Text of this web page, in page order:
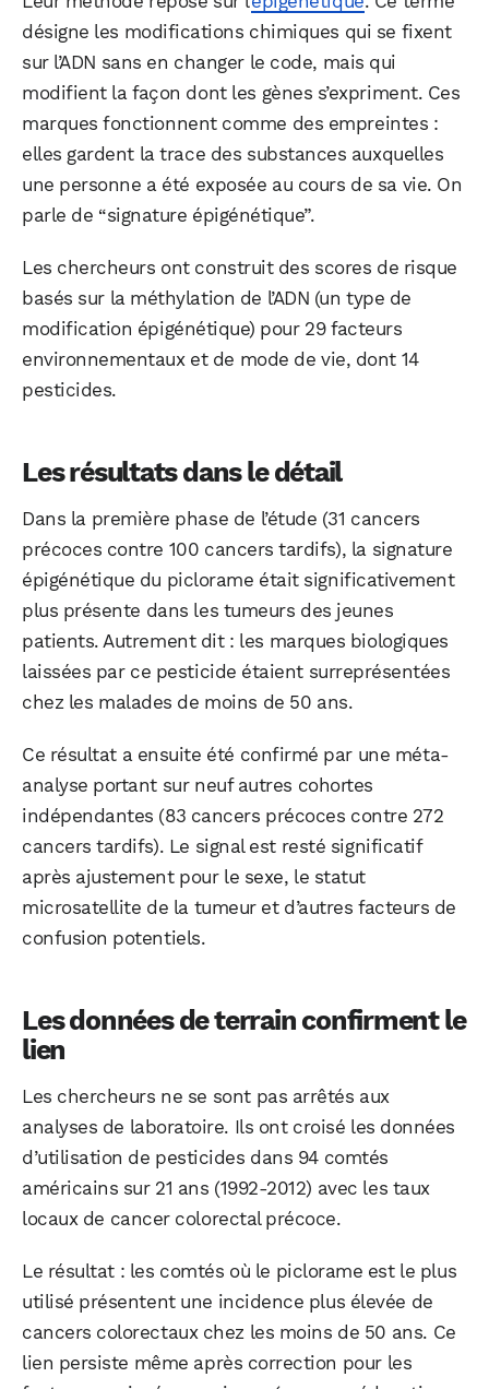
désigne les modifications chimiques qui se fixent
sur l’ADN sans en changer le code, mais qui
modifient la façon dont les gènes s’expriment. Ces
marques fonctionnent comme des empreintes :
elles gardent la trace des substances auxquelles
une personne a été exposée au cours de sa vie. On
parle de “signature épigénétique”.
Les chercheurs ont construit des scores de risque
basés sur la méthylation de l’ADN (un type de
modification épigénétique) pour 29 facteurs
environnementaux et de mode de vie, dont 14
pesticides.
Les résultats dans le détail
Dans la première phase de l’étude (31 cancers
précoces contre 100 cancers tardifs), la signature
épigénétique du piclorame était significativement
plus présente dans les tumeurs des jeunes
patients. Autrement dit : les marques biologiques
laissées par ce pesticide étaient surreprésentées
chez les malades de moins de 50 ans.
Ce résultat a ensuite été confirmé par une méta-
analyse portant sur neuf autres cohortes
indépendantes (83 cancers précoces contre 272
cancers tardifs). Le signal est resté significatif
après ajustement pour le sexe, le statut
microsatellite de la tumeur et d’autres facteurs de
confusion potentiels.
Les données de terrain confirment le
lien
Les chercheurs ne se sont pas arrêtés aux
analyses de laboratoire. Ils ont croisé les données
d’utilisation de pesticides dans 94 comtés
américains sur 21 ans (1992-2012) avec les taux
locaux de cancer colorectal précoce.
Le résultat : les comtés où le piclorame est le plus
utilisé présentent une incidence plus élevée de
cancers colorectaux chez les moins de 50 ans. Ce
lien persiste même après correction pour les